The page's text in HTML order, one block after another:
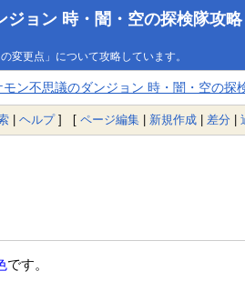
ジョン 時・闇・空の探検隊攻略
変更点」について攻略しています。
モン不思議のダンジョン 時・闇・空の探
| ヘルプ] [ ページ編集 | 新規作成 | 差分 |
です。